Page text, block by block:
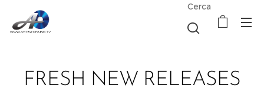
Cerca
FRESH NEW RELEASES